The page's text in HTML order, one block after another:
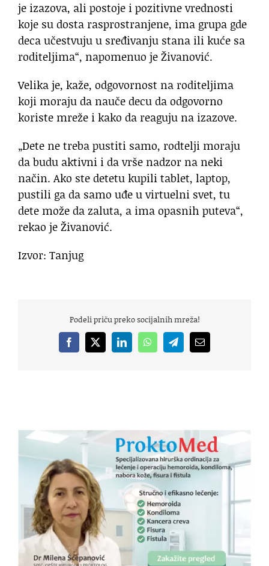
je izazova, ali postoje i pozitivne vrednosti
koje su dosta rasprostranjene, ima grupa gde
deca učestvuju u sređivanju stana ili kuće sa
roditeljima“, napomenuo je Živanović.
Velika je, kaže, odgovornost na roditeljima
koji moraju da nauče decu da odgovorno
koriste mreže i kako da reaguju na izazove.
„Dete ne treba pustiti samo, rodtelji moraju
da budu aktivni i da vrše nadzor na neki
način. Ako ste detetu kupili tablet, laptop,
pustili ga da samo uđe u virtuelni svet, tu
dete može da zaluta, a ima opasnih puteva“,
rekao je Živanović.
Izvor: Tanjug
Podeli priču preko socijalnih mreža!
Facebook
X LinkedInWhatsAppTelegramEmail